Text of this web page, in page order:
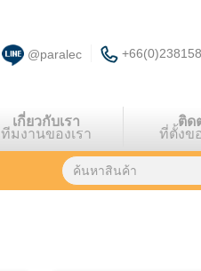
@paralec
เกี่ยวกับเรา
ทีมงานของเรา
ติด
ที่ตั้งข